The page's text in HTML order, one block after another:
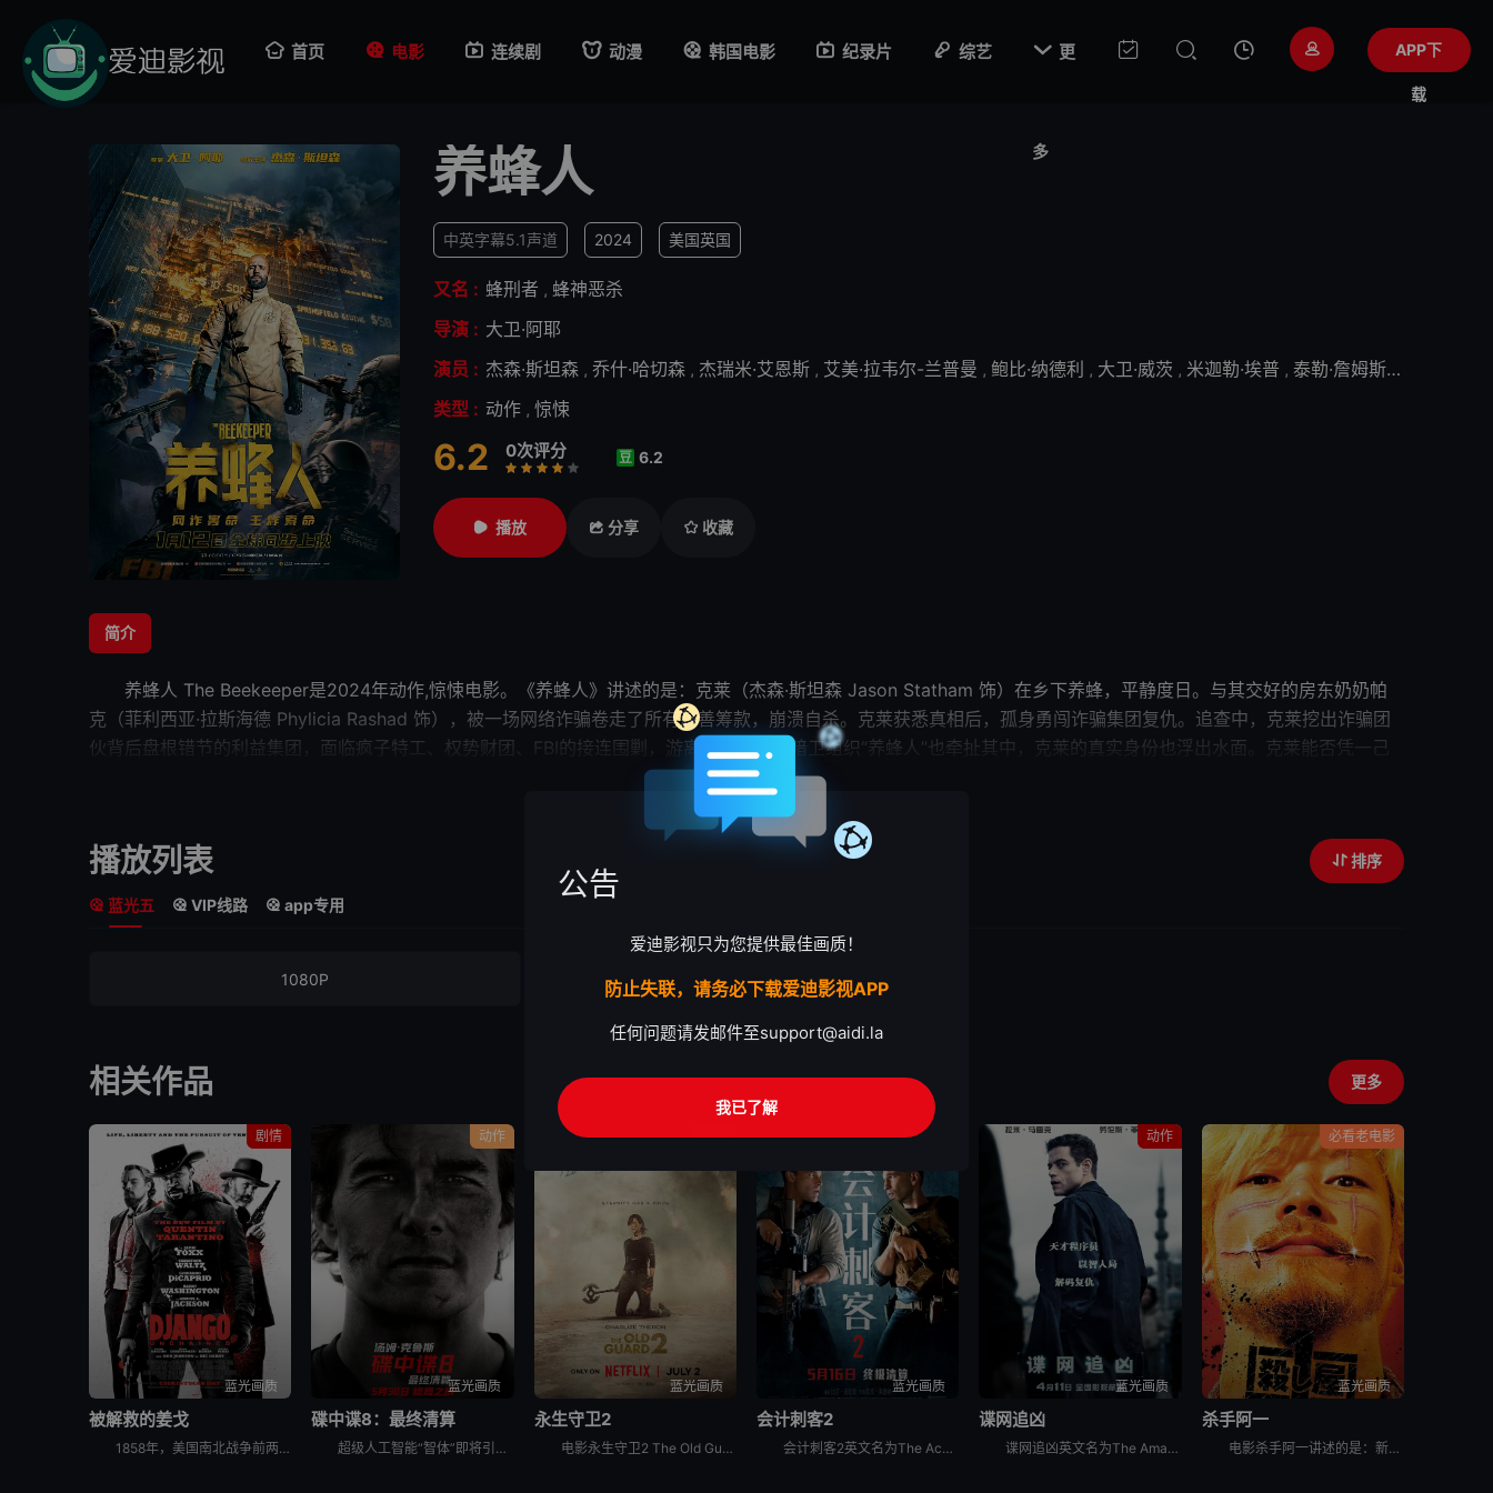
首页 电影 连续剧 动漫 韩国电影 纪录片 综艺  更
多
APP下
载
养蜂人
中英字幕5.1声道 2024 美国英国
又名 : 蜂刑者 , 蜂神恶杀
导演 : 大卫·阿耶
演员 : 杰森·斯坦森 , 乔什·哈切森 , 杰瑞米·艾恩斯 , 艾美·拉韦尔-兰普曼 , 鲍比·纳德利 , 大卫·威茨 , 米迦勒·埃普 , 泰勒·詹姆斯 ,
类型 : 动作 , 惊悚
6.2 0次评分
很差
较差还行推荐
力荐
豆 6.2
播放 分享 收藏
简介
养蜂人 The Beekeeper是2024年动作,惊悚电影。《养蜂人》讲述的是：克莱（杰森·斯坦森 Jason Statham 饰）在乡下养蜂，平静度日。与其交好的房东奶奶帕
克（菲利西亚·拉斯海德 Phylicia Rashad 饰），被一场网络诈骗卷走了所有慈善筹款，崩溃自杀。克莱获悉真相后，孤身勇闯诈骗集团复仇。追查中，克莱挖出诈骗团
伙背后盘根错节的利益集团，面临疯子特工 、权势财团、FBI的接连围剿，游离法律之外的暗卫组织“养蜂人 ”也牵扯其中，克莱的真实身份也浮出水面。克莱能否凭一己
 展开
播放列表 排序
蓝光五 VIP线路 app专用
1080P
相关作品 更多
剧情
蓝光画质
被解救的姜戈
1858年，美国南北战争前两年。德国赏金猎人金·舒尔茨（克里斯托弗·瓦尔兹 Christoph Waltz饰）从贩奴商人手中买下黑奴姜戈（杰米·福克斯 Jamie Foxx饰），让其重获自由。舒尔
动作
蓝光画质
碟中谍8：最终清算
超级人工智能“智体”即将引爆全球核弹危机，把世界推向毁灭边缘。而伊森·亨特（汤姆·克鲁斯 饰）和他的IMF小队在上次行动中遭遇重创，团队濒临分崩离析。虽然伊森已获得关闭“智体”的钥匙，但要彻底消灭
动作
蓝光画质
永生守卫2
电影永生守卫2 The Old Guard 2讲述的是：安蒂（查理兹·塞隆 饰）与不死军团再度集结，展现前所未有的使命感，誓死保护全世界。布克（马提亚斯·修奈尔 饰）背叛后流亡在外，而琼（吴青芸
剧情
蓝光画质
会计刺客2
会计刺客2英文名为The Accountant 2，当一位老友遭到谋杀，只留下一条神秘讯息：“找到那个会计师”，克里斯蒂安·沃尔夫（本·阿弗莱克饰）不得已开始追查此案，并招来了战力惊人的弟弟布莱斯
动作
蓝光画质
谍网追凶
谍网追凶英文名为The Amateur，查理·海勒（拉米·马雷克 Rami Malek 饰）是美国中央情报局一名才华横溢但性格极其内向的密码破译员，在兰利总部的一间地下办公室工作。当他的妻子萨拉（
必看老电影
蓝光画质
杀手阿一
电影杀手阿一讲述的是：新宿歌舞伎町的民宿大厦——“流氓公寓”的山口组蜗居点。黑社会组织安生组的老大安生芳雄与情妇及一亿日圆现金失踪后，流氓公寓每天都有黑道人被杀。外界断定这是传说中的杀手“Ichi
公告
爱迪影视只为您提供最佳画质！
防止失联，请务必下载爱迪影视APP
任何问题请发邮件至support@aidi.la
我已了解